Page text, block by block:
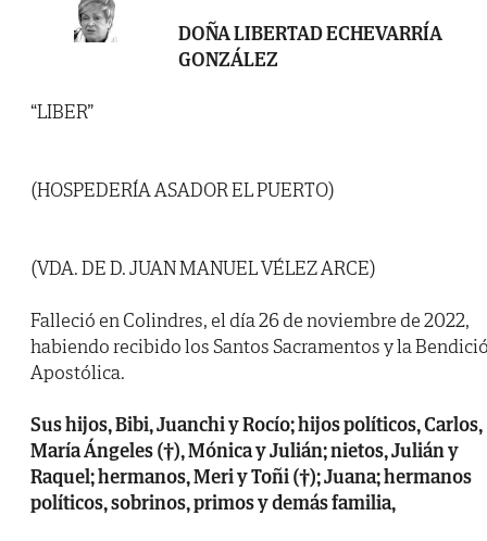
DOÑA LIBERTAD ECHEVARRÍA
GONZÁLEZ
“LIBER”
(HOSPEDERÍA ASADOR EL PUERTO)
(VDA. DE D. JUAN MANUEL VÉLEZ ARCE)
Falleció en Colindres, el día 26 de noviembre de 2022,
habiendo recibido los Santos Sacramentos y la
Apostólica.
Sus hijos, Bibi, Juanchi y Rocío; hijos políticos, Carlos,
María Ángeles (†), Mónica y Julián; nietos, Julián y
Raquel; hermanos, Meri y Toñi (†); Juana; hermanos
políticos, sobrinos, primos y demás familia,